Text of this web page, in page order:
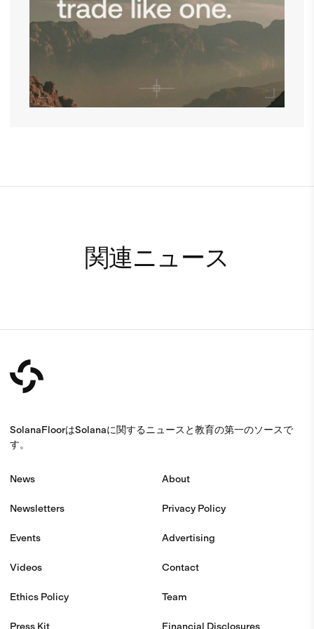
関連ニュース
SolanaFloorはSolanaに関するニュースと教育の第一のソースで
す。
News
Newsletters
Events
Videos
Ethics Policy
Press Kit
About
Privacy Policy
Advertising
Contact
Team
Financial Disclosures